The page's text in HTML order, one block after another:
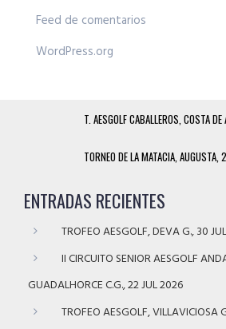
Feed de comentarios
WordPress.org
T. AESGOLF CABALLEROS, COSTA
TORNEO DE LA MATACIA,
ENTRADAS RECIENTES
TROFEO AESGOLF, DEVA G., 30
II CIRCUITO SENIOR AESGOLF
GUADALHORCE C.G., 22 JUL 2026
TROFEO AESGOLF, VILLAVICIOSA